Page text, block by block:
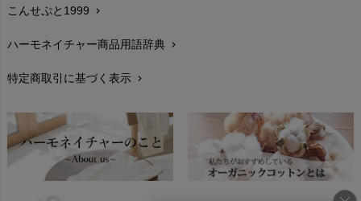
お手入れについて
レビューを書こうchevron_right
返品交換chevron_right
FAXでのご注文
お問い合わせchevron_right
こんせぷと1999 chevron_right
ハーモネイチャー商品用語辞典 chevron_right
特定商取引に基づく表示 chevron_right